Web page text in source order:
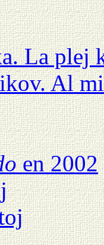
La plej
Al
en 2002